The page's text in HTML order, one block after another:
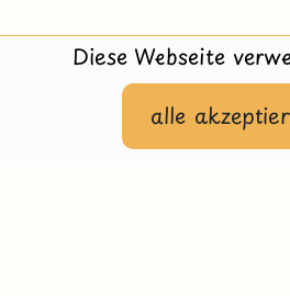
Diese Webseite
alle